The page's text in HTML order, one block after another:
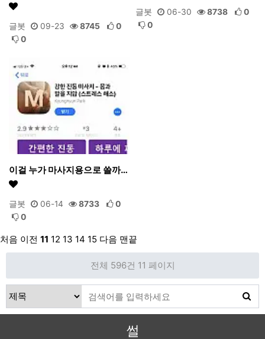
글봇 09-23 8745
0
0
글봇 06-30 8738
0
0
이걸 누가 마사지용으로 쓸까…
글봇 06-14 8733
0
0
처음 이전 11 12 13 14 15 다음 맨끝
전체 596건 11 페이지
썰